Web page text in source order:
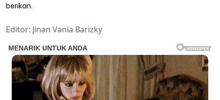
berikan.
Editor: Jinan Vania Barizky